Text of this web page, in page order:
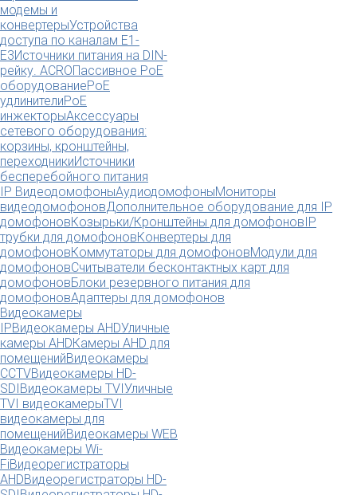
модемы и
конвертерыУстройства
доступа по каналам E1-
E3Источники питания на DIN-
рейку. ACROПассивное PoE
оборудованиеPoE
удлинителиPoE
инжекторыАксессуары
сетевого оборудования:
корзины, кронштейны,
переходникиИсточники
бесперебойного питания
IP ВидеодомофоныАудиодомофоныМониторы
видеодомофоновДополнительное оборудование для IP
домофоновКозырьки/Кронштейны для домофоновIP
трубки для домофоновКонвертеры для
домофоновКоммутаторы для домофоновМодули для
домофоновСчитыватели бесконтактных карт для
домофоновБлоки резервного питания для
домофоновАдаптеры для домофонов
Видеокамеры
IPВидеокамеры AHDУличные
камеры AHDКамеры AHD для
помещенийВидеокамеры
CCTVВидеокамеры HD-
SDIВидеокамеры TVIУличные
TVI видеокамерыTVI
видеокамеры для
помещенийВидеокамеры WEB
Видеокамеры Wi-
FiВидеорегистраторы
AHDВидеорегистраторы HD-